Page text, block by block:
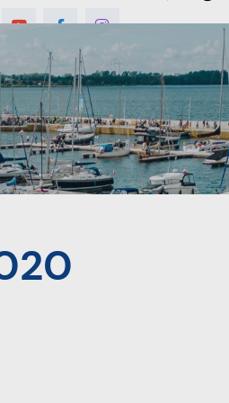
TURYSTYKA